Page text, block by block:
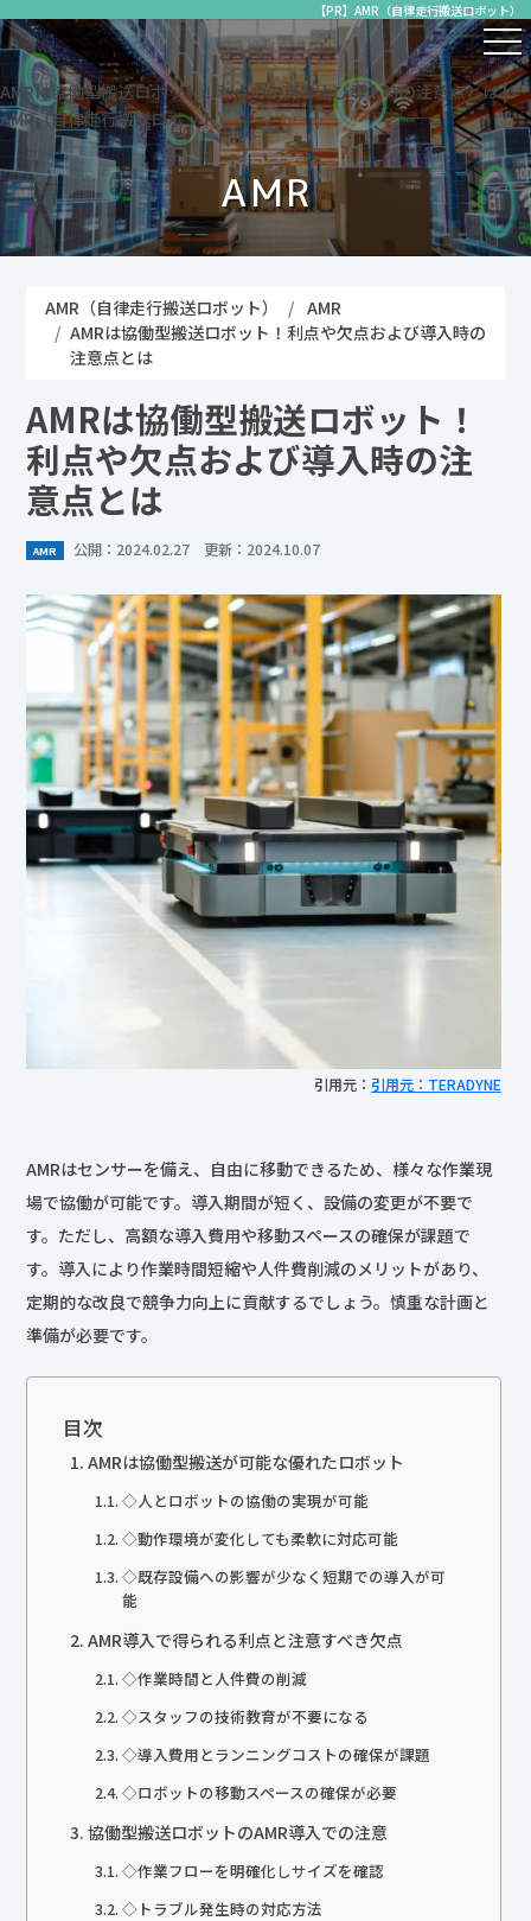
【PR】AMR（自律走行搬送ロボット）
AMRは協働型搬送ロボット！利点や欠点および導入時の注意点とは |
AMR（自律走行搬送ロボット）
AMR
AMR（自律走行搬送ロボット）
AMR
AMRは協働型搬送ロボット！利点や欠点および導入時の
注意点とは
AMRは協働型搬送ロボット！
利点や欠点および導入時の注
意点とは
AMR 公開：2024.02.27 更新：2024.10.07
引用元： 引用元：TERADYNE
AMRはセンサーを備え、自由に移動できるため、様々な作業現
場で協働が可能です。導入期間が短く、設備の変更が不要で
す。ただし、高額な導入費用や移動スペースの確保が課題で
す。導入により作業時間短縮や人件費削減のメリットがあり、
定期的な改良で競争力向上に貢献するでしょう。慎重な計画と
準備が必要です。
目次
AMRは協働型搬送が可能な優れたロボット
◇人とロボットの協働の実現が可能
◇動作環境が変化しても柔軟に対応可能
◇既存設備への影響が少なく短期での導入が可
能
AMR導入で得られる利点と注意すべき欠点
◇作業時間と人件費の削減
◇スタッフの技術教育が不要になる
◇導入費用とランニングコストの確保が課題
◇ロボットの移動スペースの確保が必要
協働型搬送ロボットのAMR導入での注意
◇作業フローを明確化しサイズを確認
◇トラブル発生時の対応方法